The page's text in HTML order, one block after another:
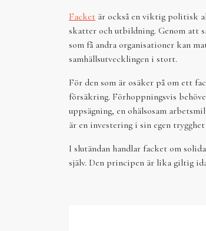
Facket är också en viktig politisk
skatter och utbildning. Genom att
som få andra organisationer kan
samhällsutvecklingen i stort.
För den som är osäker på om ett
försäkring. Förhoppningsvis
uppsägning, en ohälsosam
är en investering i sin egen
I slutändan handlar facket om
själv. Den principen är lika giltig